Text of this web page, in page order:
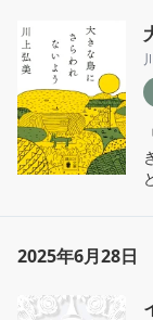
2025年6月28日